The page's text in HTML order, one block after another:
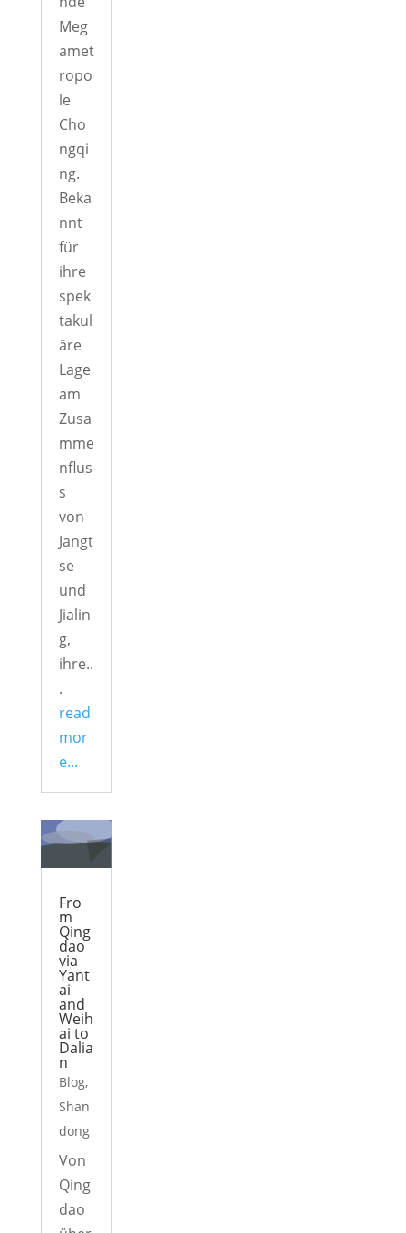
Meg
amet
ropo
le
Cho
ngqi
ng.
Beka
nnt
für
ihre
spek
takul
äre
Lage
am
Zusa
mme
nflus
s
von
Jangt
se
und
Jialin
g,
ihre..
.
read
mor
e...
Fro
m
Qing
dao
via
Yant
ai
and
Weih
ai to
Dalia
n
Blog,
Shan
dong
Von
Qing
dao